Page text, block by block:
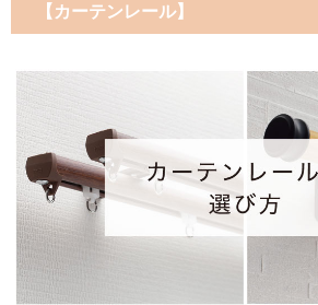
【カーテンレール】